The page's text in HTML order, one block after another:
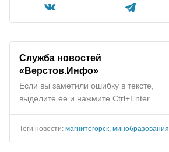
Служба новостей
«Верстов.Инфо»
Если вы заметили ошибку в тексте,
выделите ее и нажмите Ctrl+Enter
Теги новости: магнитогорск минобразования